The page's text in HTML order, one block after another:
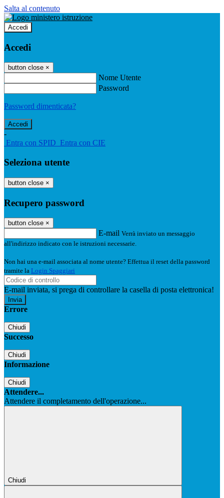
Salta al contenuto
Accedi
Accedi
button close ×
Nome Utente
Password
Password dimenticata?
-
Entra con SPID Entra con CIE
Seleziona utente
button close ×
Recupero password
button close ×
E-mail Verrà inviato un messaggio
all'indirizzo indicato con le istruzioni necessarie.
Non hai una e-mail associata al nome utente? Effettua il reset della password
tramite la Login Spaggiari
E-mail inviata, si prega di controllare la casella di posta elettronica!
Errore
Chiudi
Successo
Chiudi
Informazione
Chiudi
Attendere...
Attendere il completamento dell'operazione...
Chiudi